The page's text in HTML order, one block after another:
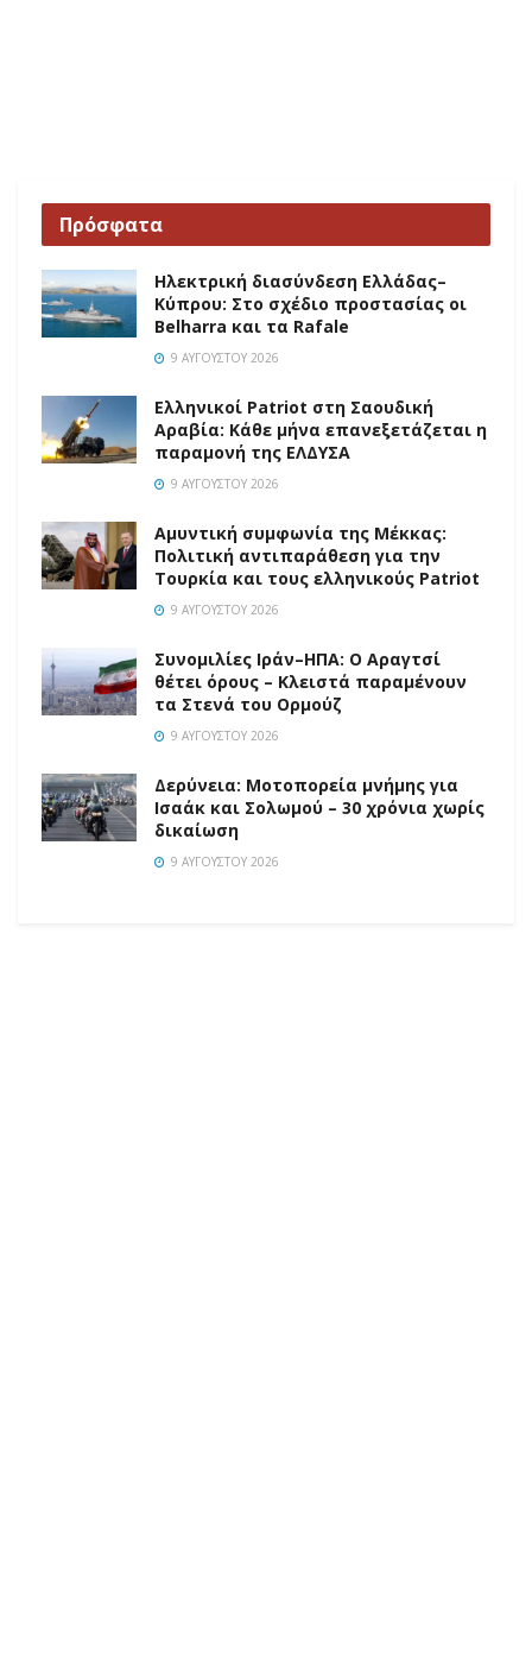
Πρόσφατα
Ηλεκτρική διασύνδεση Ελλάδας–
Κύπρου: Στο σχέδιο προστασίας οι
Belharra και τα Rafale
9 ΑΥΓΟΎΣΤΟΥ 2026
Ελληνικοί Patriot στη Σαουδική
Αραβία: Κάθε μήνα επανεξετάζεται η
παραμονή της ΕΛΔΥΣΑ
9 ΑΥΓΟΎΣΤΟΥ 2026
Αμυντική συμφωνία της Μέκκας:
Πολιτική αντιπαράθεση για την
Τουρκία και τους ελληνικούς Patriot
9 ΑΥΓΟΎΣΤΟΥ 2026
Συνομιλίες Ιράν–ΗΠΑ: Ο Αραγτσί
θέτει όρους – Κλειστά παραμένουν
τα Στενά του Ορμούζ
9 ΑΥΓΟΎΣΤΟΥ 2026
Δερύνεια: Μοτοπορεία μνήμης για
Ισαάκ και Σολωμού – 30 χρόνια χωρίς
δικαίωση
9 ΑΥΓΟΎΣΤΟΥ 2026